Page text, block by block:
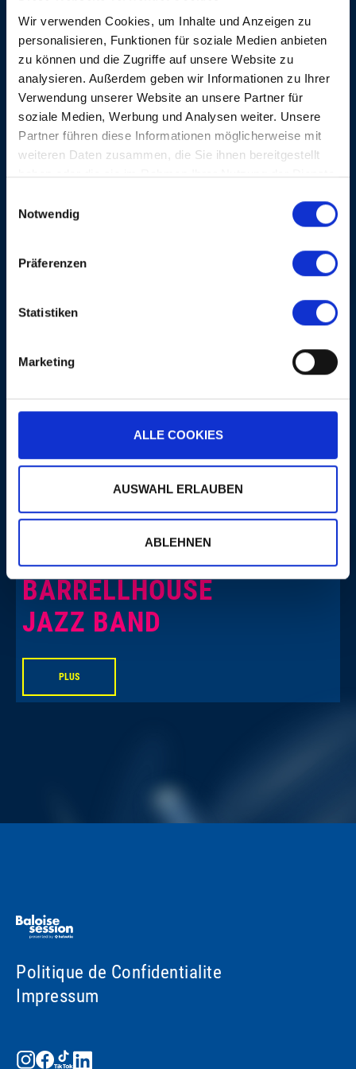
Wir verwenden Cookies, um Inhalte und Anzeigen zu
personalisieren, Funktionen für soziale Medien anbieten
zu können und die Zugriffe auf unsere Website zu
analysieren. Außerdem geben wir Informationen zu Ihrer
Verwendung unserer Website an unsere Partner für
soziale Medien, Werbung und Analysen weiter. Unsere
Partner führen diese Informationen möglicherweise mit
weiteren Daten zusammen, die Sie ihnen bereitgestellt
haben oder die sie im Rahmen Ihrer Nutzung der Dienste
Notwendig
Präferenzen
Statistiken
Marketing
ALLE COOKIES
AUSWAHL ERLAUBEN
ABLEHNEN
swingue depuis près de 50 ans et les «Buddha's
Gamblers» de Zurich depuis près de la moitié. Les
deux formations mélangent savoureusement swing et
Dixie. «Les Gigolos» de Paris ont emprunté leur nom
au tube de Louis Prima: «Jump & Jive». La musique
des deux Louis – Prima et Jordan – est leur marque
de fabrique.
Beat Blaser
LA MÊME SOIRÉE
LES GIGOLOS
LA MÊME SOIRÉE
BARRELLHOUSE
JAZZ BAND
PLUS
Politique de Confidentialite
Impressum